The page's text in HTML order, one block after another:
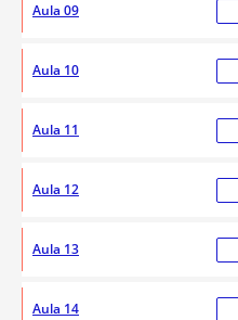
Aula 09
Aula 10
Aula 11
Aula 12
Aula 13
Aula 14